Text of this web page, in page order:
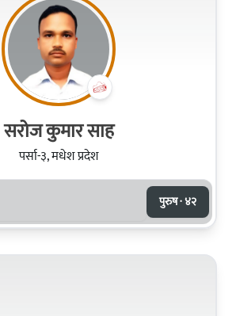
सरोज कुमार साह
पर्सा-३, मधेश प्रदेश
पुरुष · ४२